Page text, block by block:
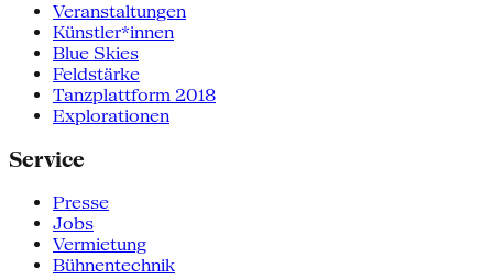
Veranstaltungen
Künstler*innen
Blue Skies
Feldstärke
Tanzplattform 2018
Explorationen
Service
Presse
Jobs
Vermietung
Bühnentechnik